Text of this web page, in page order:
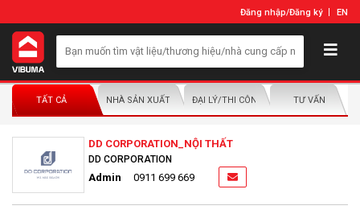
Đăng nhập/Đăng ký EN
TẤT CẢ NHÀ SẢN XUẤT/NHÀ PHÂN PHỐIĐẠI LÝ/THI CÔNG LẮP ĐẶTTƯ VẤN
DD CORPORATION_NỘI THẤT
DD CORPORATION
Admin 0911 699 669